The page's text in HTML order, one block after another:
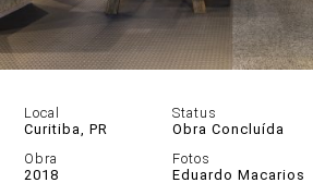
DESCRIÇÃO
Local
Curitiba, PR
Status
Obra Concluída
Obra
2018
Fotos
Eduardo Macarios